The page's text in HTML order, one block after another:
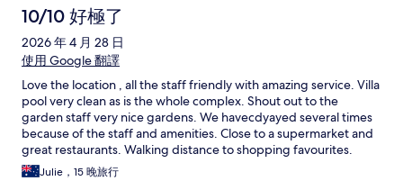
10/10 好極了
2026 年 4 月 28 日
使用 Google 翻譯
Love the location , all the staff friendly with amazing service. Villa
pool very clean as is the whole complex. Shout out to the
garden staff very nice gardens. We havecdyayed several times
because of the staff and amenities. Close to a supermarket and
great restaurants. Walking distance to shopping favourites.
Julie，15 晚旅行